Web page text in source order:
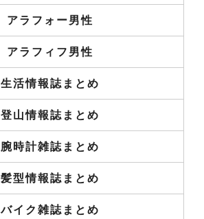
アラフォー男性
アラフィフ男性
生活情報誌まとめ
登山情報誌まとめ
腕時計雑誌まとめ
髪型情報誌まとめ
バイク雑誌まとめ